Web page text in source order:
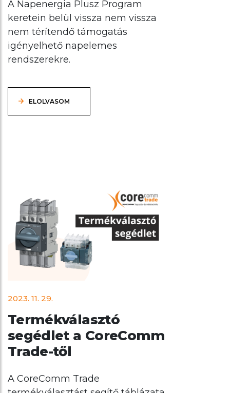
A Napenergia Plusz Program
keretein belül vissza nem vissza
nem térítendő támogatás
igényelhető napelemes
rendszerekre.
ELOLVASOM
2023. 11. 29.
Termékválasztó
segédlet a CoreComm
Trade-től
A CoreComm Trade